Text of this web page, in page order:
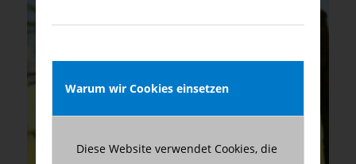
Warum wir Cookies einsetzen
Diese Website verwendet Cookies, die